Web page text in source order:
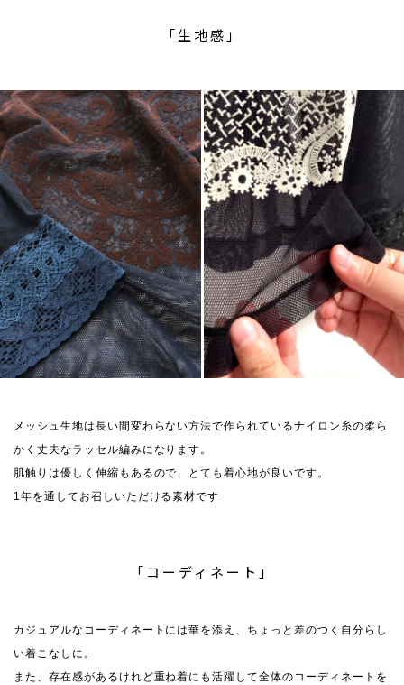
「生地感」
メッシュ生地は長い間変わらない方法で作られているナイロン糸の柔ら
かく丈夫なラッセル編みになります。
肌触りは優しく伸縮もあるので、とても着心地が良いです。
1年を通してお召しいただける素材です
「コーディネート」
カジュアルなコーディネートには華を添え、ちょっと差のつく自分らし
い着こなしに。
また、存在感があるけれど重ね着にも活躍して全体のコーディネートを